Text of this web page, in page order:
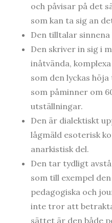
och påvisar på det
som kan ta sig an
Den tilltalar
Den skriver in sig i
inåtvända,
som den lyckas
som påminner om
utställningar.
Den är dialektiskt
lågmäld esoterisk
anarkistisk del.
Den tar tydligt
som till exempel
pedagogiska och
inte tror att
sättet är den både